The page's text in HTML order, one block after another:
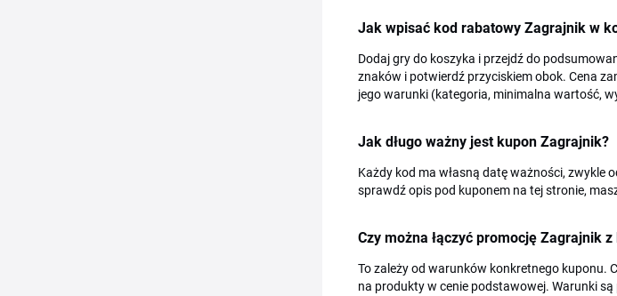
Jak wpisać kod rabatowy Zagrajnik w
Dodaj gry do koszyka i przejdź do
znaków i potwierdź przyciskiem obok. Cena
jego warunki (kategoria, minimalna wartość,
Jak długo ważny jest kupon Zagrajnik?
Każdy kod ma własną datę ważności, zwykle
sprawdź opis pod kuponem na tej stronie,
Czy można łączyć promocję Zagrajnik
To zależy od warunków konkretnego kuponu.
na produkty w cenie podstawowej. Warunki